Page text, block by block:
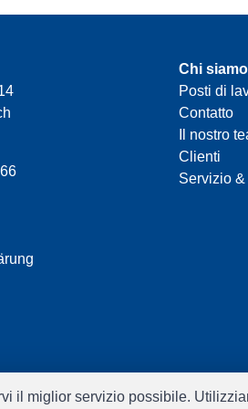
Chi siamo
Posti di
Contatto
Il nostro
Clienti
Servizio
il miglior servizio possibile.